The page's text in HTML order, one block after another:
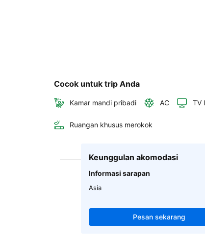
Cocok untuk trip Anda
Kamar mandi pribadi AC TV
Ruangan khusus merokok
Keunggulan akomodasi
Informasi sarapan
Asia
Pesan sekarang